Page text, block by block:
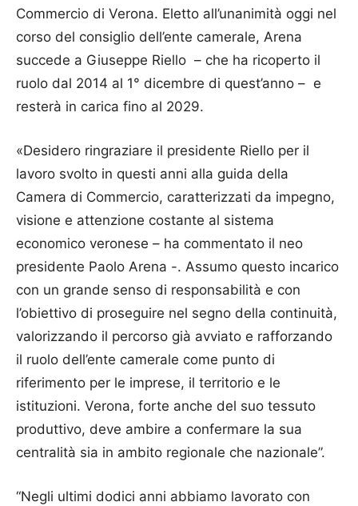
Commercio di Verona. Eletto all’unanimità oggi nel
corso del consiglio dell’ente camerale, Arena
succede a Giuseppe Riello – che ha ricoperto il
ruolo dal 2014 al 1° dicembre di quest’anno – e
resterà in carica fino al 2029.
«Desidero ringraziare il presidente Riello per il
lavoro svolto in questi anni alla guida della
Camera di Commercio, caratterizzati da impegno,
visione e attenzione costante al sistema
economico veronese – ha commentato il neo
presidente Paolo Arena -. Assumo questo incarico
con un grande senso di responsabilità e con
l’obiettivo di proseguire nel segno della continuità,
valorizzando il percorso già avviato e rafforzando
il ruolo dell’ente camerale come punto di
riferimento per le imprese, il territorio e le
istituzioni. Verona, forte anche del suo tessuto
produttivo, deve ambire a confermare la sua
centralità sia in ambito regionale che nazionale”.
“Negli ultimi dodici anni abbiamo lavorato con